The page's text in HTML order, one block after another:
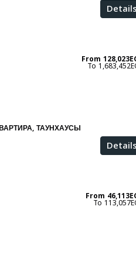
Details
From
ТАУНХАУСЫ
Details
From